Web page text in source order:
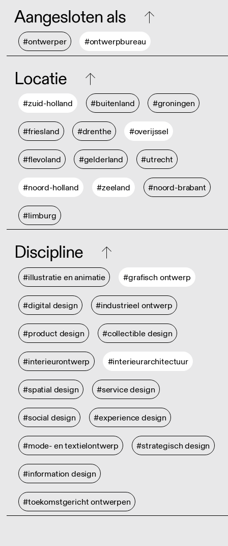
Aangesloten als
#ontwerper #ontwerpbureau
Locatie
#zuid-holland #buitenland #groningen
#friesland #drenthe #overijssel
#flevoland #gelderland #utrecht
#noord-holland #zeeland #noord-brabant
#limburg
Discipline
#illustratie en animatie #grafisch ontwerp
#digital design #industrieel ontwerp
#product design #collectible design
#interieurontwerp #interieurarchitectuur
#spatial design #service design
#social design #experience design
#mode- en textielontwerp #strategisch design
#information design
#toekomstgericht ontwerpen